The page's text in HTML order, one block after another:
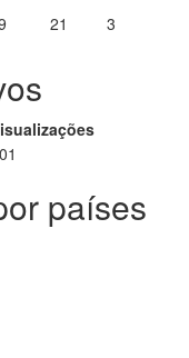
21 3
países